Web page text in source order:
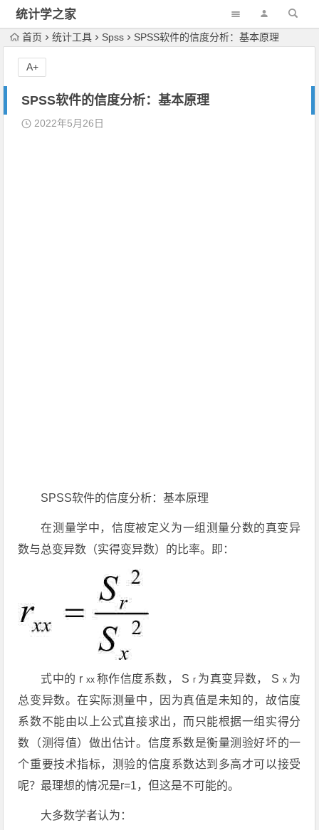
统计学之家
首页 统计工具 Spss SPSS软件的信度分析：基本原理
SPSS软件的信度分析：基本原理
2022年5月26日
SPSS软件的信度分析：基本原理
在测量学中，信度被定义为一组测量分数的真变异
数与总变异数（实得变异数）的比率。即：
式中的 r xx称作信度系数， S r 为真变异数， S x 为
总变异数。在实际测量中，因为真值是未知的，故信度
系数不能由以上公式直接求出，而只能根据一组实得分
数（测得值）做出估计。信度系数是衡量测验好坏的一
个重要技术指标，测验的信度系数达到多高才可以接受
呢？最理想的情况是r=1，但这是不可能的。
大多数学者认为：
A+